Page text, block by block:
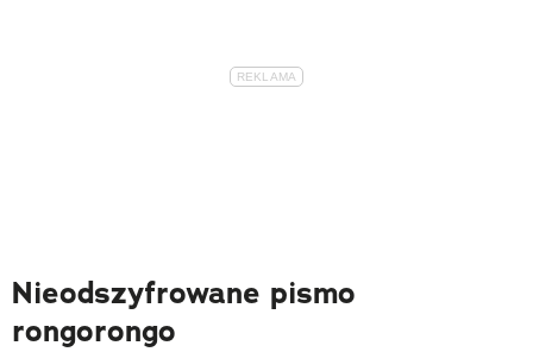
Nieodszyfrowane pismo
rongorongo